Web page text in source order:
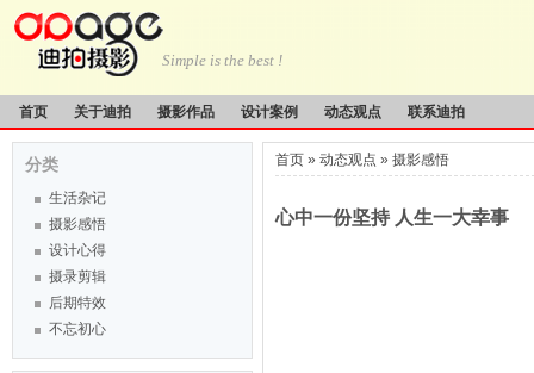
Simple is the best !
首页 关于迪拍 摄影作品 设计案例 动态观点 联系迪拍
分类
生活杂记
摄影感悟
设计心得
摄录剪辑
后期特效
不忘初心
首页 » 动态观点 » 摄影感悟
心中一份坚持 人生一大幸事